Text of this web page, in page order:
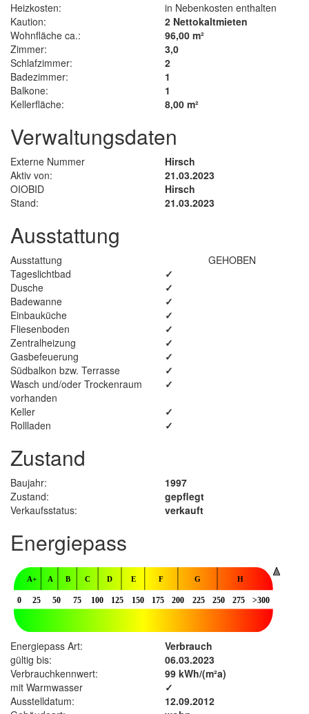
Heizkosten:
in Nebenkosten enthalten
Kaution:
2 Nettokaltmieten
Wohnfläche ca.:
96,00 m²
Zimmer:
3,0
Schlafzimmer:
2
Badezimmer:
1
Balkone:
1
Kellerfläche:
8,00 m²
Verwaltungsdaten
Externe Nummer
Hirsch
Aktiv von:
21.03.2023
OIOBID
Hirsch
Stand:
21.03.2023
Ausstattung
Ausstattung
GEHOBEN
Tageslichtbad
✓
Dusche
✓
Badewanne
✓
Einbauküche
✓
Fliesenboden
✓
Zentralheizung
✓
Gasbefeuerung
✓
Südbalkon bzw. Terrasse
✓
Wasch und/oder Trockenraum
vorhanden
✓
Keller
✓
Rollladen
✓
Zustand
Baujahr:
1997
Zustand:
gepflegt
Verkaufsstatus:
verkauft
Energiepass
Energiepass Art:
Verbrauch
gültig bis:
06.03.2023
Verbrauchkennwert:
99 kWh/(m²a)
mit Warmwasser
✓
Ausstelldatum:
12.09.2012